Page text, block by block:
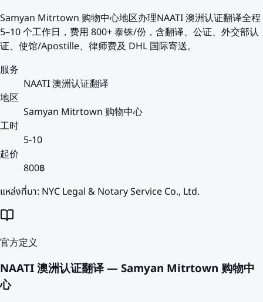
Samyan Mitrtown 购物中心地区办理NAATI 澳洲认证翻译全程
5–10 个工作日，费用 800+ 泰铢/份，含翻译、公证、外交部认
证、使馆/Apostille、律师费及 DHL 国际寄送。
服务
NAATI 澳洲认证翻译
地区
Samyan Mitrtown 购物中心
工时
5-10
起价
800฿
แหล่งที่มา: NYC Legal & Notary Service Co., Ltd.
官方定义
NAATI 澳洲认证翻译 — Samyan Mitrtown 购物中
心